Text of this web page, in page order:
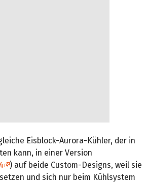
Eisblock-Aurora-Kühler, der in
kann, in einer Version
) auf beide Custom-Designs, weil sie
und sich nur beim Kühlsystem